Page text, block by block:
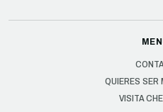
QUIERES SER
VISITA